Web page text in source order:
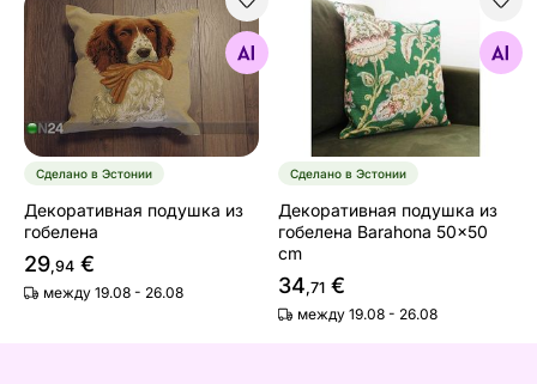
Декоративная подушка из гобелена
Найдите похожие
Сделано в Эстонии
Декоративная подушка из
гобелена
29,94 €
между 19.08 - 26.08
Декоративная подушка
Найдите похожие
Сделано в Эстонии
Декоративная подушка из
гобелена Barahona 50x50
cm
34,71 €
между 19.08 - 26.08